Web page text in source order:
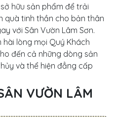
hữu sản phẩm để trải
quà tinh thần cho bản thân
với Sân Vườn Lâm Sơn.
lòng mọi Quý Khách
đến cả những dòng sản
và thể hiện đẳng cấp
VƯỜN LÂM